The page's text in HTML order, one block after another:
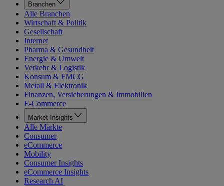
Branchen
Alle Branchen
Wirtschaft & Politik
Gesellschaft
Internet
Pharma & Gesundheit
Energie & Umwelt
Verkehr & Logistik
Konsum & FMCG
Metall & Elektronik
Finanzen, Versicherungen & Immobilien
E-Commerce
Market Insights
Alle Märkte
Consumer
eCommerce
Mobility
Consumer Insights
eCommerce Insights
Research AI